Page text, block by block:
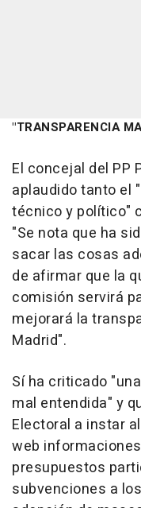
"TRANSPARENCIA
El concejal del PP
aplaudido tanto el
técnico y político"
"Se nota que ha
sacar las cosas
de afirmar que la
comisión servirá
mejorará la
Madrid".
Sí ha criticado
mal entendida" y
Electoral a instar
web
presupuestos
subvenciones a